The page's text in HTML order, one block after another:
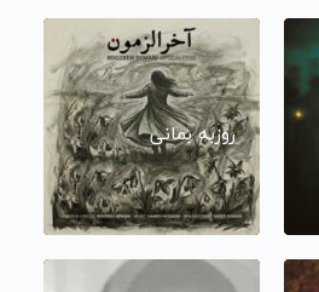
روزبه بمانی